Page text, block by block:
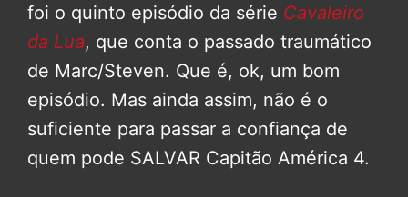
foi o quinto episódio da série Cavaleiro
da Lua, que conta o passado traumático
de Marc/Steven. Que é, ok, um bom
episódio. Mas ainda assim, não é o
suficiente para passar a confiança de
quem pode SALVAR Capitão América 4.